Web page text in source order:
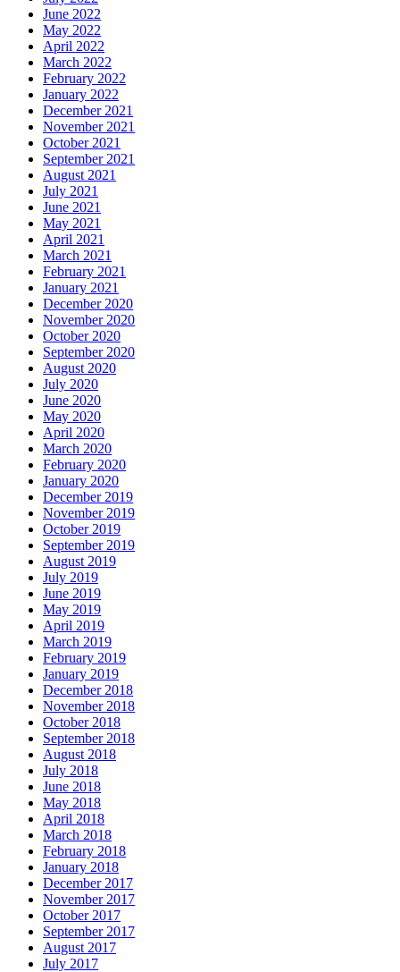
June 2022
May 2022
April 2022
March 2022
February 2022
January 2022
December 2021
November 2021
October 2021
September 2021
August 2021
July 2021
June 2021
May 2021
April 2021
March 2021
February 2021
January 2021
December 2020
November 2020
October 2020
September 2020
August 2020
July 2020
June 2020
May 2020
April 2020
March 2020
February 2020
January 2020
December 2019
November 2019
October 2019
September 2019
August 2019
July 2019
June 2019
May 2019
April 2019
March 2019
February 2019
January 2019
December 2018
November 2018
October 2018
September 2018
August 2018
July 2018
June 2018
May 2018
April 2018
March 2018
February 2018
January 2018
December 2017
November 2017
October 2017
September 2017
August 2017
July 2017